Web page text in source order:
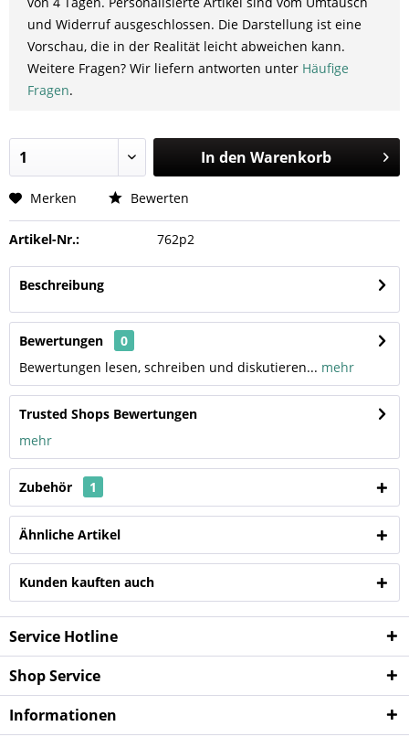
und Widerruf ausgeschlossen. Die Darstellung ist eine
Vorschau, die in der Realität leicht abweichen kann.
Weitere Fragen? Wir liefern antworten unter Häufige
Fragen.
In den Warenkorb
Merken Bewerten
Artikel-Nr.: 762p2
Beschreibung
Bewertungen
0
Bewertungen lesen, schreiben und diskutieren... mehr
Trusted Shops Bewertungen
mehr
Zubehör 1
Ähnliche Artikel
Kunden kauften auch
Service Hotline
Shop Service
Informationen